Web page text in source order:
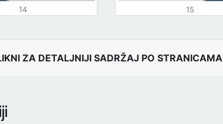
14 15
ZA DETALJNIJI SADRŽAJ PO STRANICAMA